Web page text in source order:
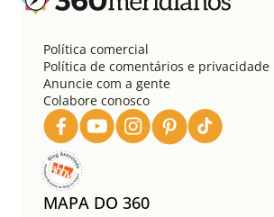
Política comercial
Política de comentários e privacidade
Anuncie com a gente
Colabore conosco
MAPA DO 360